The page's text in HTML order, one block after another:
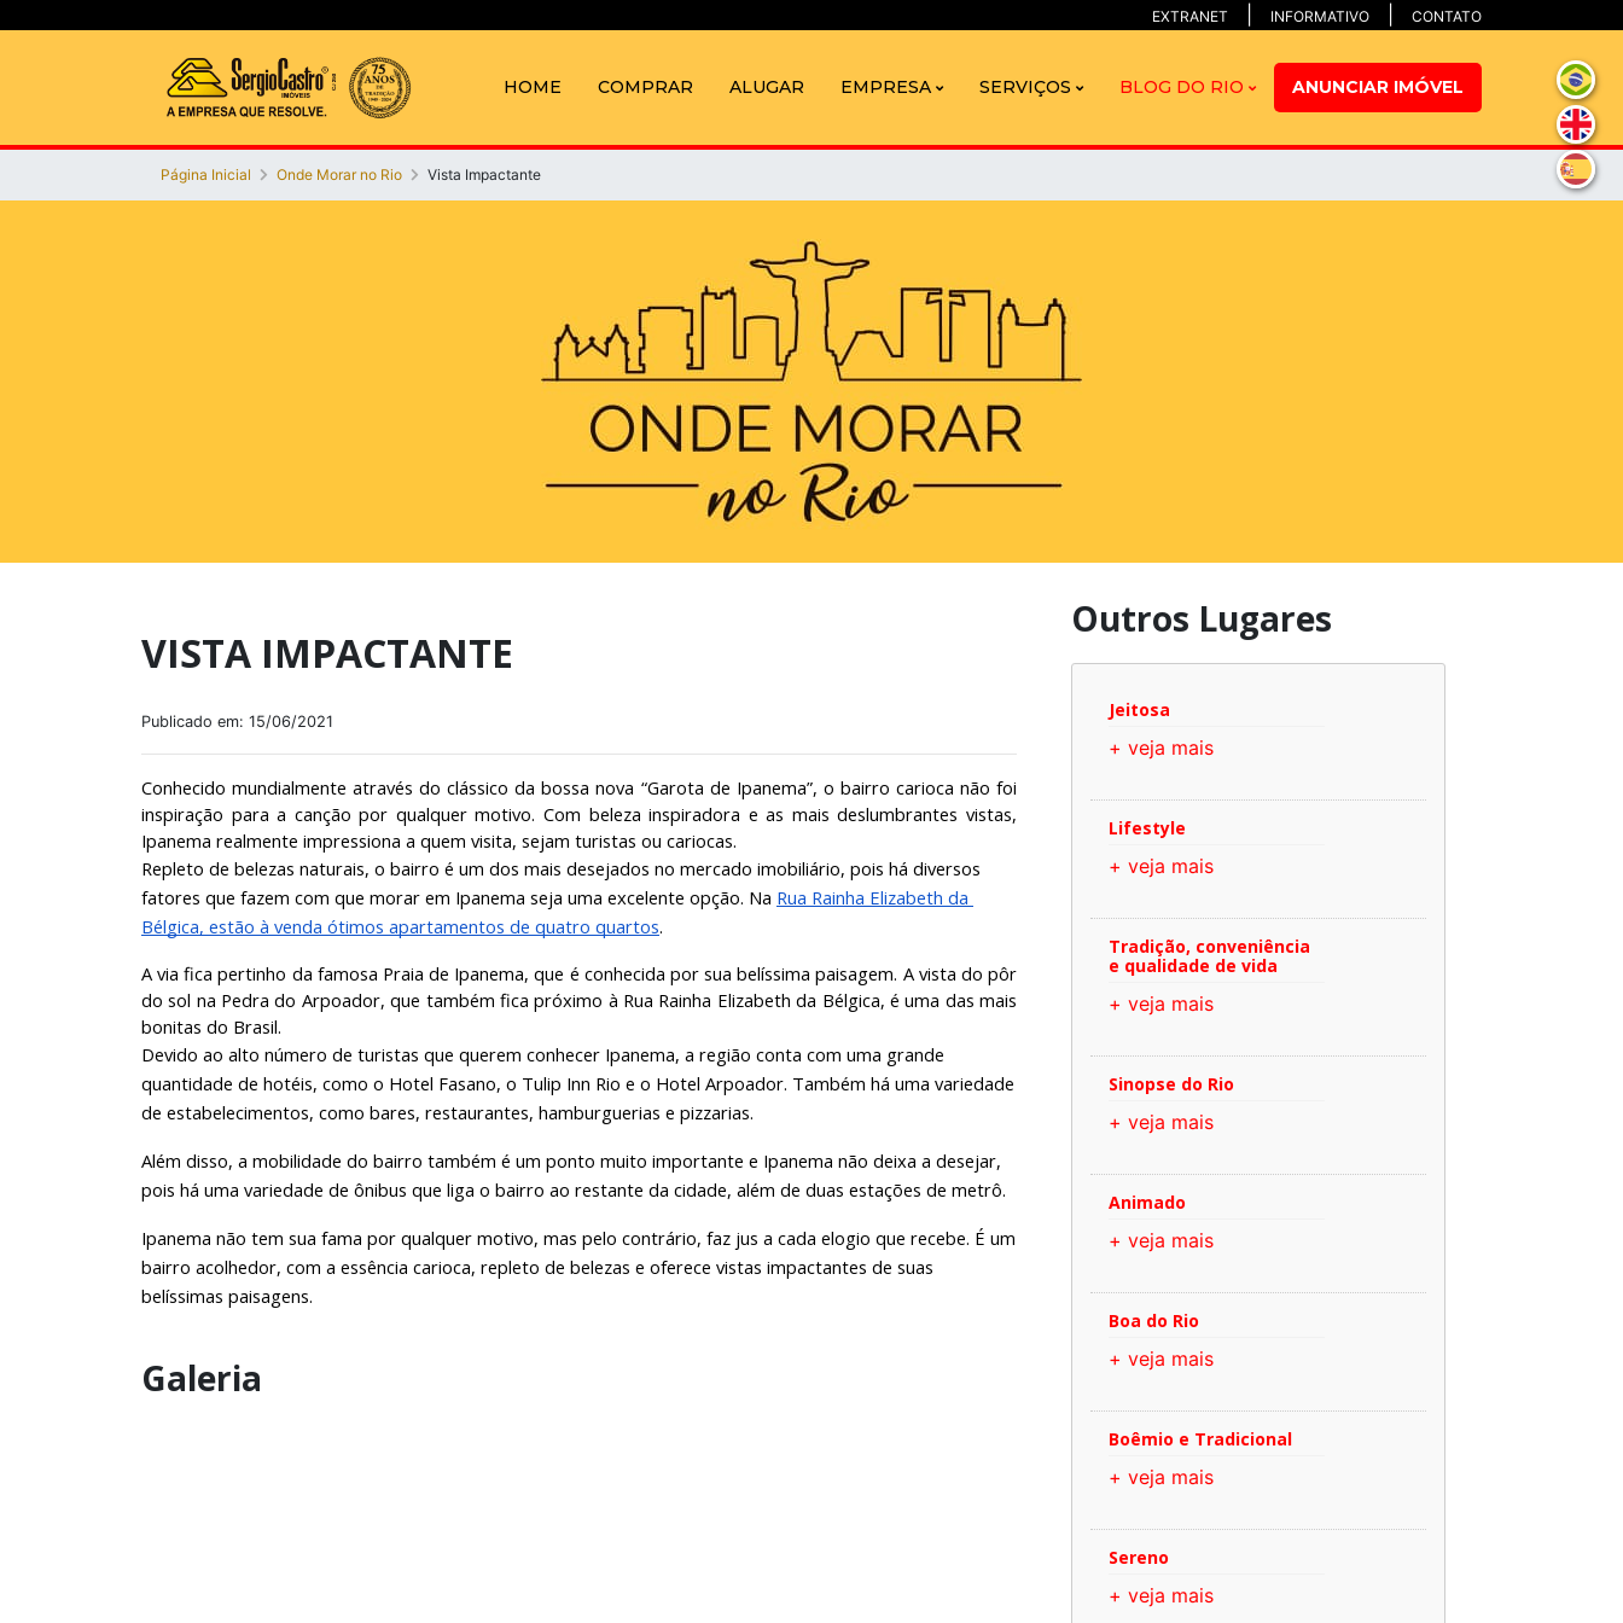
EXTRANET INFORMATIVO CONTATO
HOME COMPRAR ALUGAR EMPRESA SERVIÇOS BLOG DO RIO ANUNCIAR IMÓVEL
Página Inicial Onde Morar no Rio Vista Impactante
VISTA IMPACTANTE
Publicado em: 15/06/2021
Conhecido mundialmente através do clássico da bossa nova “Garota de Ipanema”, o bairro carioca não foi
inspiração para a canção por qualquer motivo. Com beleza inspiradora e as mais deslumbrantes vistas,
Ipanema realmente impressiona a quem visita, sejam turistas ou cariocas.
Repleto de belezas naturais, o bairro é um dos mais desejados no mercado imobiliário, pois há diversos
fatores que fazem com que morar em Ipanema seja uma excelente opção. Na Rua Rainha Elizabeth da
Bélgica, estão à venda ótimos apartamentos de quatro quartos.
A via fica pertinho da famosa Praia de Ipanema, que é conhecida por sua belíssima paisagem. A vista do pôr
do sol na Pedra do Arpoador, que também fica próximo à Rua Rainha Elizabeth da Bélgica, é uma das mais
bonitas do Brasil.
Devido ao alto número de turistas que querem conhecer Ipanema, a região conta com uma grande
quantidade de hotéis, como o Hotel Fasano, o Tulip Inn Rio e o Hotel Arpoador. Também há uma variedade
de estabelecimentos, como bares, restaurantes, hamburguerias e pizzarias.
Além disso, a mobilidade do bairro também é um ponto muito importante e Ipanema não deixa a desejar,
pois há uma variedade de ônibus que liga o bairro ao restante da cidade, além de duas estações de metrô.
Ipanema não tem sua fama por qualquer motivo, mas pelo contrário, faz jus a cada elogio que recebe. É um
bairro acolhedor, com a essência carioca, repleto de belezas e oferece vistas impactantes de suas
belíssimas paisagens.
Galeria
Outros Lugares
Jeitosa
+ veja mais
Lifestyle
+ veja mais
Tradição, conveniência
e qualidade de vida
+ veja mais
Sinopse do Rio
+ veja mais
Animado
+ veja mais
Boa do Rio
+ veja mais
Boêmio e Tradicional
+ veja mais
Sereno
+ veja mais